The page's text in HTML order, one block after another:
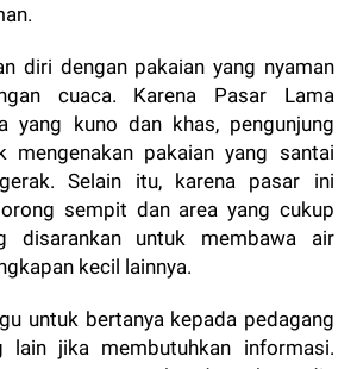
diri dengan pakaian yang nyaman
cuaca. Karena Pasar Lama
yang kuno dan khas, pengunjung
mengenakan pakaian yang santai
Selain itu, karena pasar ini
sempit dan area yang cukup
disarankan untuk membawa air
kecil lainnya.
untuk bertanya kepada pedagang
lain jika membutuhkan informasi.